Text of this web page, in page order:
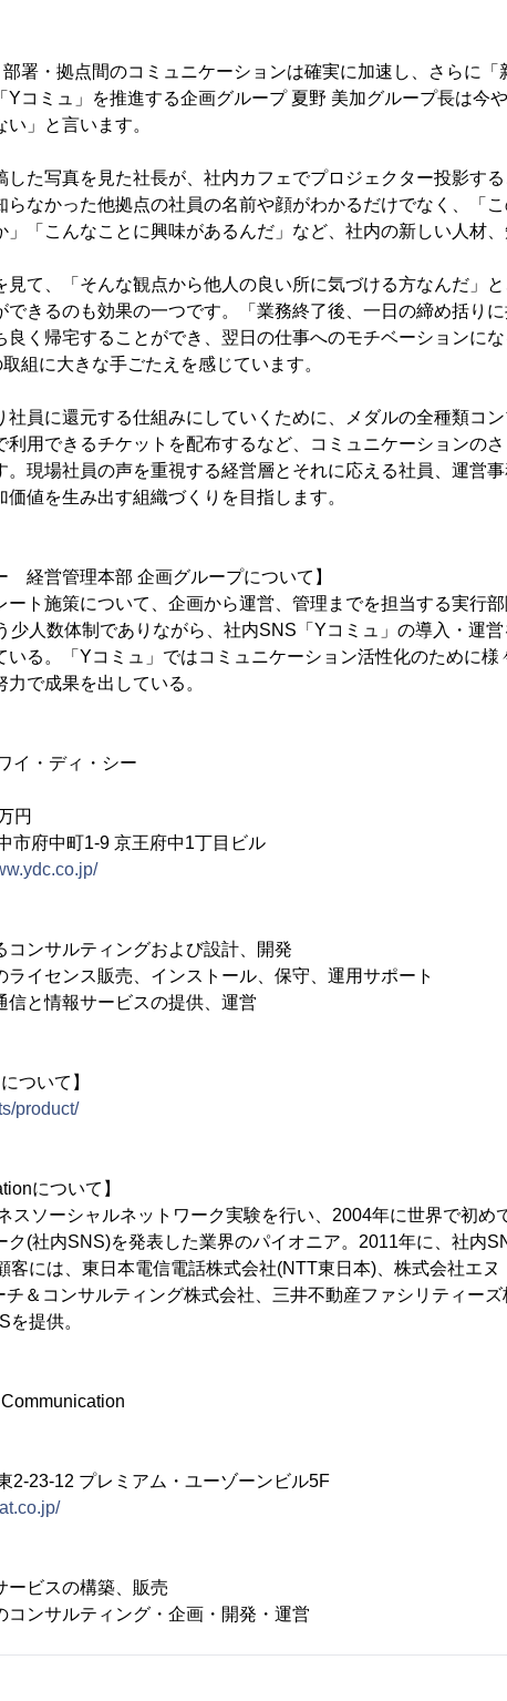
署・拠点間のコミュニケーションは確実に加速し、さらに「
Yコミュ」を推進する企画グループ 夏野 美加グループ長は今
」と言います。
た写真を見た社長が、社内カフェでプロジェクター投影す
らなかった他拠点の社員の名前や顔がわかるだけでなく、「
」「こんなことに興味があるんだ」など、社内の新しい人材
見て、「そんな観点から他人の良い所に気づける方なんだ」
できるのも効果の一つです。「業務終了後、一日の締め括り
良く帰宅することができ、翌日の仕事へのモチベーションに
組に大きな手ごたえを感じています。
社員に還元する仕組みにしていくために、メダルの全種類コ
用できるチケットを配布するなど、コミュニケーションの
。現場社員の声を重視する経営層とそれに応える社員、運営
値を生み出す組織づくりを目指します。
経営管理本部 企画グループについて】
ート施策について、企画から運営、管理までを担当する実行
少人数体制でありながら、社内SNS「Yコミュ」の導入・運
いる。「Yコミュ」ではコミュニケーション活性化のために様
で成果を出している。
ディ・シー
円
中町1-9 京王府中1丁目ビル
コンサルティングおよび設計、開発
ライセンス販売、インストール、保守、運用サポート
信と情報サービスの提供、運営
ついて】
product/
について】
スソーシャルネットワーク実験を行い、2004年に世界で初め
ク(社内SNS)を発表した業界のパイオニア。2011年に、社内
客には、東日本電信電話株式会社(NTT東日本)、株式会社エヌ
チ＆コンサルティング株式会社、三井不動産ファシリティー
提供。
23-12 プレミアム・ユーゾーンビル5F
ービスの構築、販売
コンサルティング・企画・開発・運営